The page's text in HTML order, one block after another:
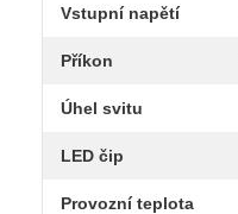
Vstupní napětí
Příkon
Úhel svitu
LED čip
Provozní teplota